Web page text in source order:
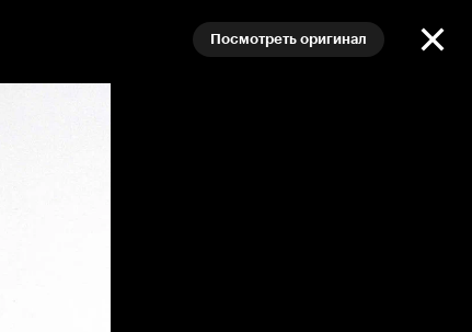
Посмотреть оригинал